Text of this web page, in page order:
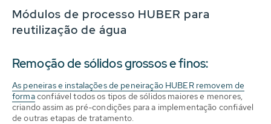
Módulos de processo HUBER para
reutilização de água
Remoção de sólidos grossos e finos:
As peneiras e instalações de peneiração HUBER removem de
formaconfiável todos os tipos de sólidos maiores e menores,
criando assim as pré-condições para a implementação confiável
de outras etapas de tratamento.